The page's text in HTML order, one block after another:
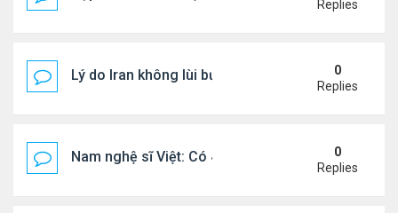
Replies
Lý do Iran không lùi bước trước lời đe dọa của
0
Replies
Nam nghệ sĩ Việt: Có 4 nhà ở Pháp, sống gần
0
Replies